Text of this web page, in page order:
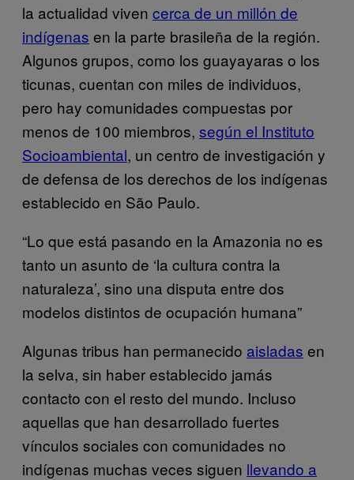
la actualidad viven cerca de un millón de
indígenas en la parte brasileña de la región.
Algunos grupos, como los guayayaras o los
ticunas, cuentan con miles de individuos,
pero hay comunidades compuestas por
menos de 100 miembros, según el Instituto
Socioambiental, un centro de investigación y
de defensa de los derechos de los indígenas
establecido en São Paulo.
“Lo que está pasando en la Amazonia no es
tanto un asunto de ‘la cultura contra la
naturaleza’, sino una disputa entre dos
modelos distintos de ocupación humana”
Algunas tribus han permanecido aisladas en
la selva, sin haber establecido jamás
contacto con el resto del mundo. Incluso
aquellas que han desarrollado fuertes
vínculos sociales con comunidades no
indígenas muchas veces siguen llevando a